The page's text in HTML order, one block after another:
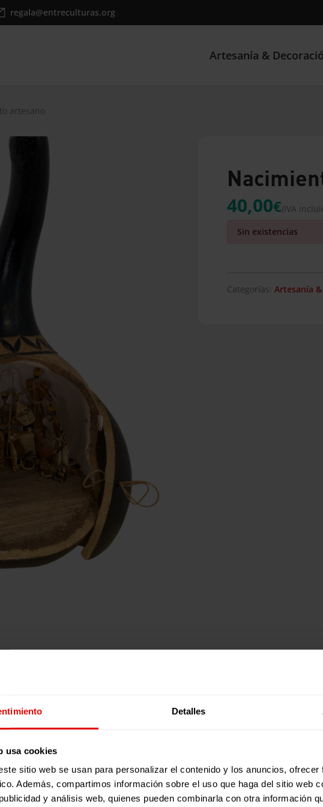
Detalles
usa cookies
sitio web se usan para personalizar el contenido y los anuncios,
Además, compartimos información sobre el uso que haga del sitio web
y análisis web, quienes pueden combinarla con otra información
regala@entreculturas.org
Artesanía &
artesano
40,00€(IVA
Sin existencias
Categorías: Artesanía